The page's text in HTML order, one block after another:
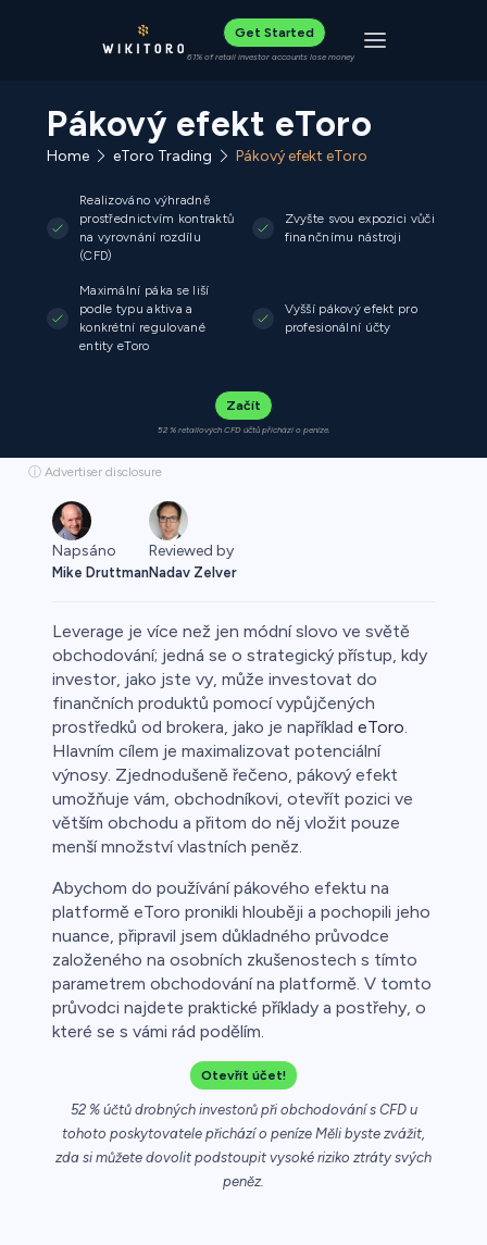
Get Started
61% of retail investor accounts lose money Toggle
Pákový efekt eToro
Home eToro Trading Pákový efekt eToro
Realizováno výhradně
prostřednictvím kontraktů
na vyrovnání rozdílu
(CFD)
Zvyšte svou expozici vůči
finančnímu nástroji
Maximální páka se liší
podle typu aktiva a
konkrétní regulované
entity eToro
Vyšší pákový efekt pro
profesionální účty
Začít
52 % retailových CFD účtů přichází o peníze.
ⓘ Advertiser disclosure
Napsáno
Mike Druttman
Reviewed by
Nadav Zelver
Leverage je více než jen módní slovo ve světě
obchodování; jedná se o strategický přístup, kdy
investor, jako jste vy, může investovat do
finančních produktů pomocí vypůjčených
prostředků od brokera, jako je například eToro.
Hlavním cílem je maximalizovat potenciální
výnosy. Zjednodušeně řečeno, pákový efekt
umožňuje vám, obchodníkovi, otevřít pozici ve
větším obchodu a přitom do něj vložit pouze
menší množství vlastních peněz.
Abychom do používání pákového efektu na
platformě eToro pronikli hlouběji a pochopili jeho
nuance, připravil jsem důkladného průvodce
založeného na osobních zkušenostech s tímto
parametrem obchodování na platformě. V tomto
průvodci najdete praktické příklady a postřehy, o
které se s vámi rád podělím.
Otevřít účet!
52 % účtů drobných investorů při obchodování s CFD u
tohoto poskytovatele přichází o peníze Měli byste zvážit,
zda si můžete dovolit podstoupit vysoké riziko ztráty svých
peněz.